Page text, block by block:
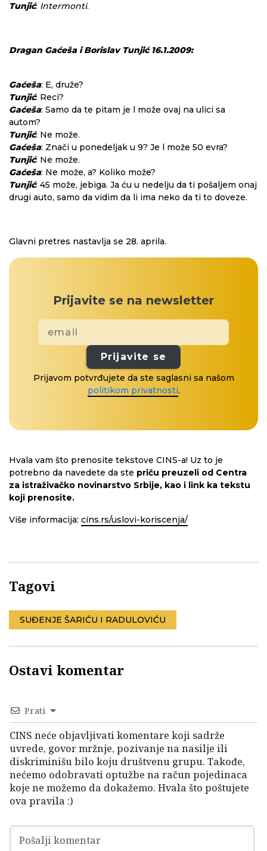
Tunjić: Intermonti.
Dragan Gaćeša i Borislav Tunjić 16.1.2009:
Gaćeša: E, druže?
Tunjić: Reci?
Gaćeša: Samo da te pitam je l može ovaj na ulici sa
autom?
Tunjić: Ne može.
Gaćeša: Znači u ponedeljak u 9? Je l može 50 evra?
Tunjić: Ne može.
Gaćeša: Ne može, a? Koliko može?
Tunjić: 45 može, jebiga. Ja ću u nedelju da ti pošaljem onaj
drugi auto, samo da vidim da li ima neko da ti to doveze.
Glavni pretres nastavlja se 28. aprila.
Prijavite se na newsletter
Prijavite se
Prijavom potvrđujete da ste saglasni sa našom
politikom privatnosti.
Hvala vam što prenosite tekstove CINS-a! Uz to je
potrebno da navedete da ste priču preuzeli od Centra
za istraživačko novinarstvo Srbije, kao i link ka tekstu
koji prenosite.
Više informacija: cins.rs/uslovi-koriscenja/
Tagovi
SUĐENJE ŠARIĆU I RADULOVIĆU
Ostavi komentar
Prati
CINS neće objavljivati komentare koji sadrže
uvrede, govor mržnje, pozivanje na nasilje ili
diskriminišu bilo koju društvenu grupu. Takođe,
nećemo odobravati optužbe na račun pojedinaca
koje ne možemo da dokažemo. Hvala što poštujete
ova pravila :)